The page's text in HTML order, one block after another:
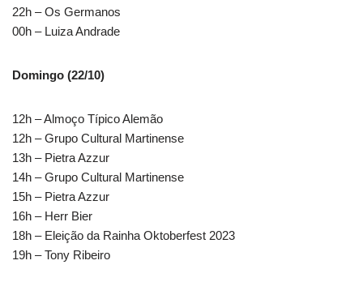
22h – Os Germanos
00h – Luiza Andrade
Domingo (22/10)
12h – Almoço Típico Alemão
12h – Grupo Cultural Martinense
13h – Pietra Azzur
14h – Grupo Cultural Martinense
15h – Pietra Azzur
16h – Herr Bier
18h – Eleição da Rainha Oktoberfest 2023
19h – Tony Ribeiro